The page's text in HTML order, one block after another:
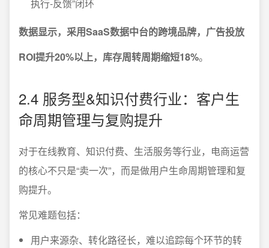
执行-反馈”闭环
数据显示，采用SaaS数据中台的跨境品牌，广告投放
ROI提升20%以上，库存周转周期缩短18%。
2.4 服务型&知识付费行业：客户生
命周期管理与复购提升
对于在线教育、知识付费、生活服务等行业，电商运营
的核心不只是“卖一次”，而是做用户生命周期管理和复
购提升。
常见难题包括：
用户来源杂、转化路径长，难以追踪每个环节的转